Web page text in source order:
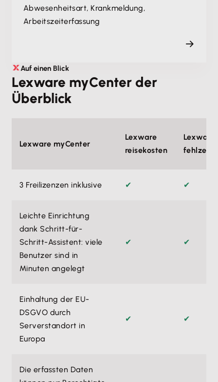
Abwesenheitsart, Krankmeldung,
Arbeitszeiterfassung
Auf einen Blick
Lexware myCenter der
Überblick
Lexware myCenter
Lexware
reisekosten
Lexware
3 Freilizenzen inklusive ✔ ✔
Leichte Einrichtung
dank Schritt-für-
Schritt-Assistent: viele
Benutzer sind in
Minuten angelegt
✔ ✔
Einhaltung der EU-
DSGVO durch
Serverstandort in
Europa
✔ ✔
Die erfassten Daten